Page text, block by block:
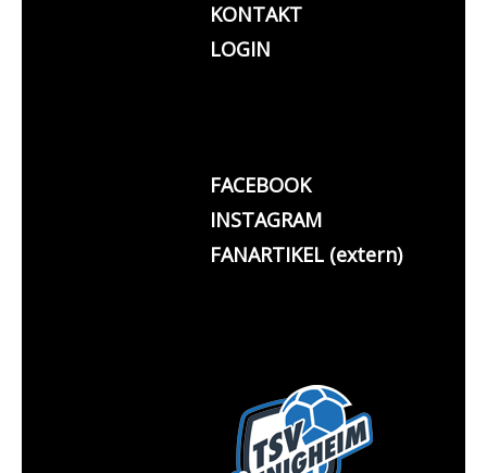
KONTAKT
LOGIN
FACEBOOK
INSTAGRAM
FANARTIKEL (extern)